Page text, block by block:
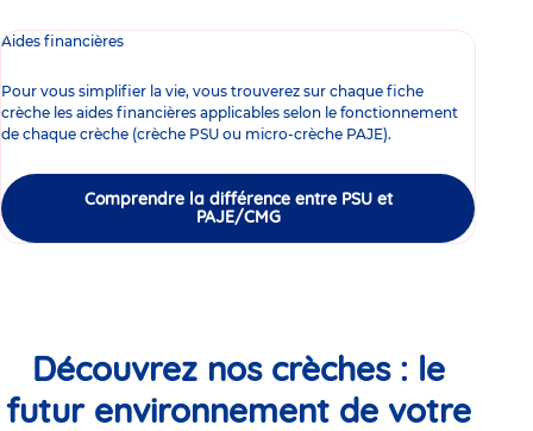
Aides financières
Pour vous simplifier la vie, vous trouverez sur chaque fiche
crèche les aides financières applicables selon le fonctionnement
de chaque crèche (crèche PSU ou micro-crèche PAJE).
Comprendre la différence entre PSU et
PAJE/CMG
Découvrez nos crèches : le
futur environnement de votre